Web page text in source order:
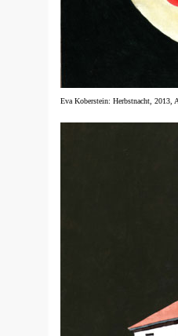
Eva Koberstein: Herbstnacht,